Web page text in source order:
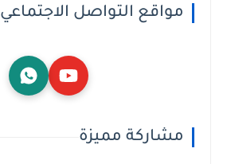
مواقع التواصل الاجتماعي
مشاركة مميزة